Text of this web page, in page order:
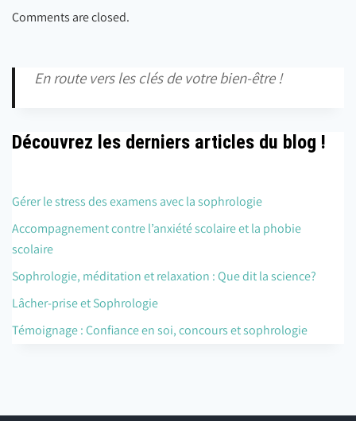
Comments are closed.
En route vers les clés de votre bien-être !
Découvrez les derniers articles du blog !
Gérer le stress des examens avec la sophrologie
Accompagnement contre l’anxiété scolaire et la phobie
scolaire
Sophrologie, méditation et relaxation : Que dit la science?
Lâcher-prise et Sophrologie
Témoignage : Confiance en soi, concours et sophrologie